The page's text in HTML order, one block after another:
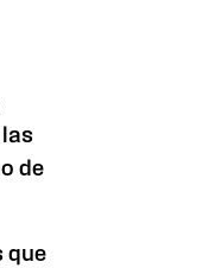
de
que